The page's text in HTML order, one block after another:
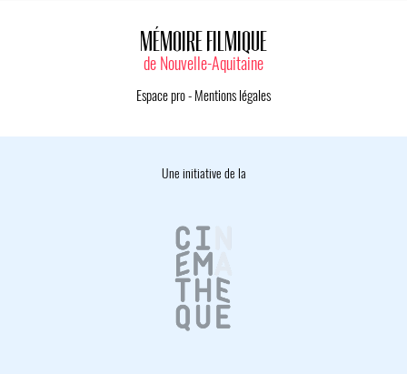
MÉMOIRE FILMIQUE
de Nouvelle-Aquitaine
Espace pro- Mentions légales
Une initiative de la